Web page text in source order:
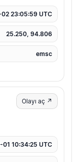
23:05:59 UTC
25.250, 94.806
emsc
Olayı aç ↗
10:34:25 UTC